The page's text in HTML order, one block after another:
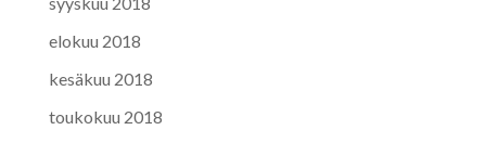
elokuu 2018
kesäkuu 2018
toukokuu 2018